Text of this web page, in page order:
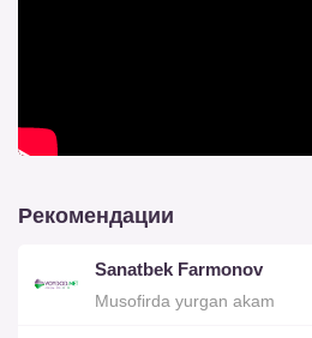
Рекомендации
Sanatbek Farmonov
Musofirda yurgan akam